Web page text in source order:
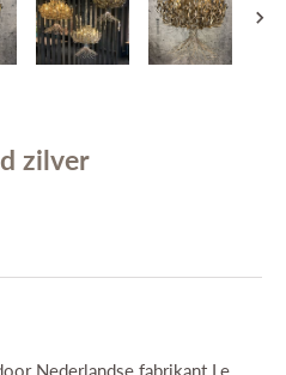
zilver
Nederlandse fabrikant Le